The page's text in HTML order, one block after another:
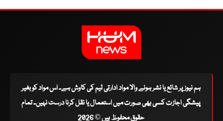
ہم نیوز پر شائع یا نشر ہونے والا مواد ادارتی ٹیم کی کاوش ہے۔ اس مواد کو بغیر
پیشگی اجازت کسی بھی صورت میں استعمال یا نقل کرنا درست نہیں۔ تمام
حقوق محفوظ ہیں © 2026